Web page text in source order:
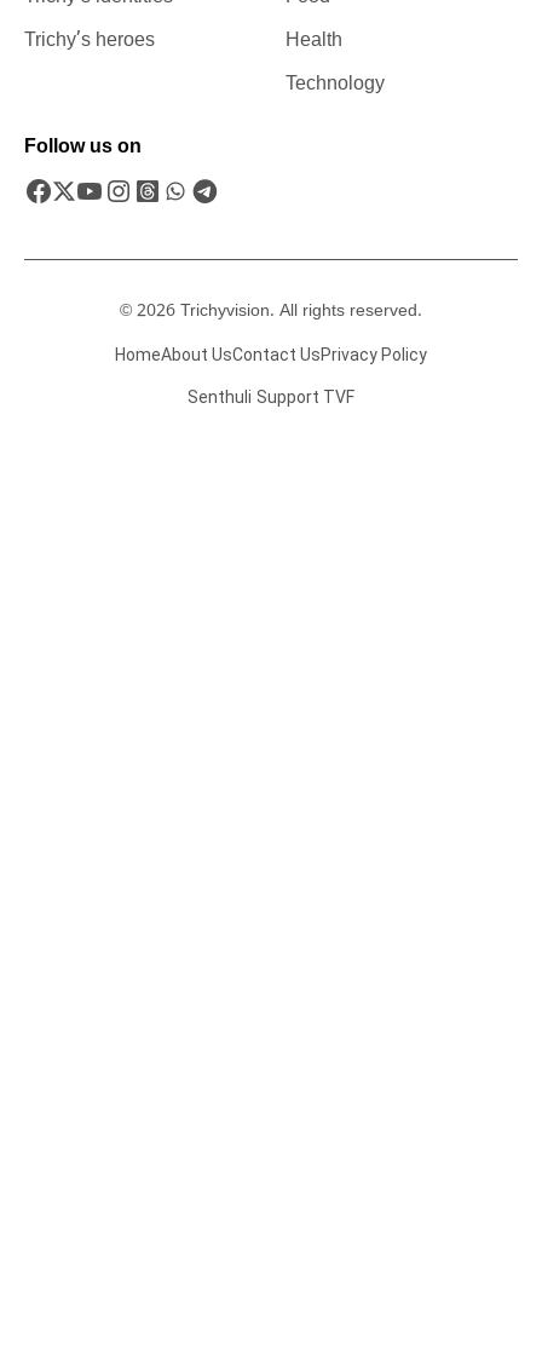
Trichy’s heroes
Health
Technology
Follow us on
© 2026 Trichyvision. All rights reserved.
HomeAbout UsContact UsPrivacy Policy
Senthuli Support TVF